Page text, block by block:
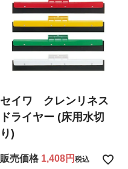
セイワ クレンリネス
ドライヤー (床用水切
り)
販売価格 1,408 税込